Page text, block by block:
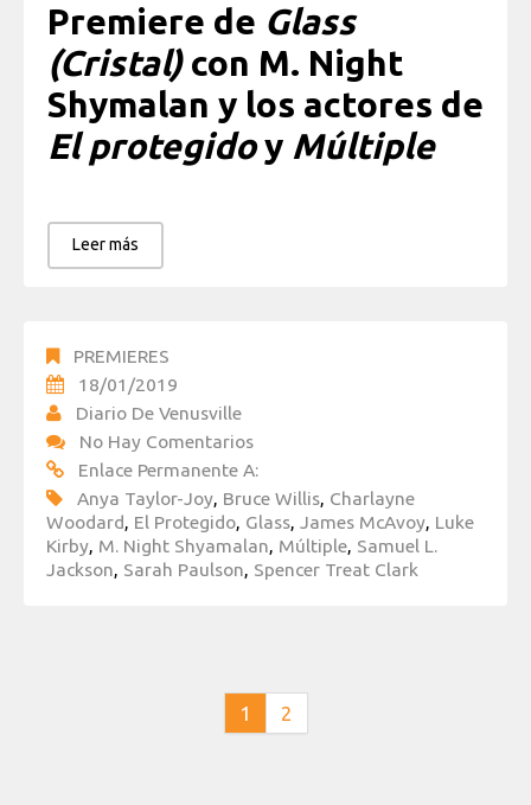
Premiere de Glass
(Cristal)con M. Night
Shymalan y los actores de
El protegidoy Múltiple
Leer más
PREMIERES
18/01/2019
Diario De Venusville
No Hay Comentarios
Enlace Permanente A:
Anya Taylor-Joy, Bruce Willis, Charlayne
Woodard, El Protegido, Glass, James McAvoy, Luke
Kirby, M. Night Shyamalan, Múltiple, Samuel L.
Jackson, Sarah Paulson, Spencer Treat Clark
1 2